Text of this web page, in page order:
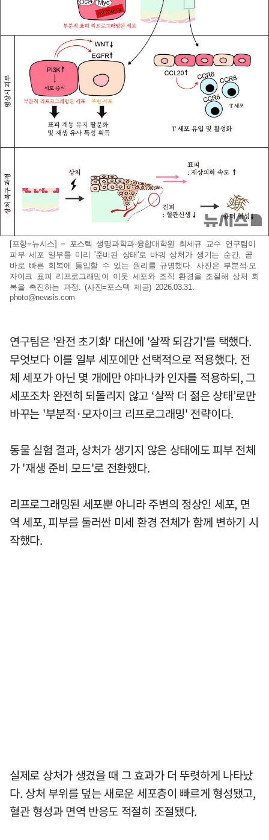
[포항=뉴시스] = 포스텍 생명과학과·융합대학원 최세규 교수 연구팀이
피부 세포 일부를 미리 '준비된 상태'로 바꿔 상처가 생기는 순간, 곧
바로 빠른 회복에 돌입할 수 있는 원리를 규명했다. 사진은 부분적·모
자이크 표피 리프로그래밍이 이웃 세포와 조직 환경을 조절해 상처 회
복을 촉진하는 과정. (사진=포스텍 제공) 2026.03.31.
photo@newsis.com
연구팀은 '완전 초기화' 대신에 '살짝 되감기'를 택했다.
무엇보다 이를 일부 세포에만 선택적으로 적용했다. 전
체 세포가 아닌 몇 개에만 야마나카 인자를 적용하되, 그
세포조차 완전히 되돌리지 않고 ‘살짝 더 젊은 상태’로만
바꾸는 '부분적·모자이크 리프로그래밍' 전략이다.
동물 실험 결과, 상처가 생기지 않은 상태에도 피부 전체
가 '재생 준비 모드'로 전환했다.
리프로그래밍된 세포뿐 아니라 주변의 정상인 세포, 면
역 세포, 피부를 둘러싼 미세 환경 전체가 함께 변하기 시
작했다.
실제로 상처가 생겼을 때 그 효과가 더 뚜렷하게 나타났
다. 상처 부위를 덮는 새로운 세포층이 빠르게 형성됐고,
혈관 형성과 면역 반응도 적절히 조절됐다.